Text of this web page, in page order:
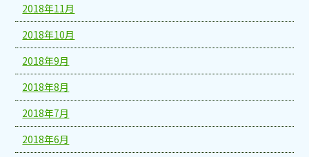
2018年11月
2018年10月
2018年9月
2018年8月
2018年7月
2018年6月